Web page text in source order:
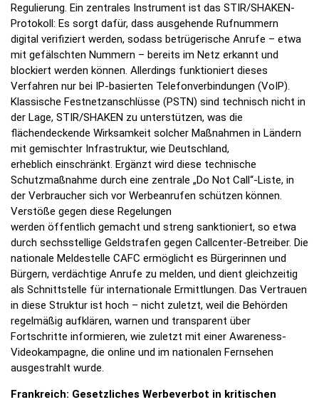
Regulierung. Ein zentrales Instrument ist das STIR/SHAKEN-
Protokoll: Es sorgt dafür, dass ausgehende Rufnummern
digital verifiziert werden, sodass betrügerische Anrufe – etwa
mit gefälschten Nummern – bereits im Netz erkannt und
blockiert werden können. Allerdings funktioniert dieses
Verfahren nur bei IP-basierten Telefonverbindungen (VoIP).
Klassische Festnetzanschlüsse (PSTN) sind technisch nicht in
der Lage, STIR/SHAKEN zu unterstützen, was die
flächendeckende Wirksamkeit solcher Maßnahmen in Ländern
mit gemischter Infrastruktur, wie Deutschland,
erheblich einschränkt. Ergänzt wird diese technische
Schutzmaßnahme durch eine zentrale „Do Not Call“-Liste, in
der Verbraucher sich vor Werbeanrufen schützen können.
Verstöße gegen diese Regelungen
werden öffentlich gemacht und streng sanktioniert, so etwa
durch sechsstellige Geldstrafen gegen Callcenter-Betreiber. Die
nationale Meldestelle CAFC ermöglicht es Bürgerinnen und
Bürgern, verdächtige Anrufe zu melden, und dient gleichzeitig
als Schnittstelle für internationale Ermittlungen. Das Vertrauen
in diese Struktur ist hoch – nicht zuletzt, weil die Behörden
regelmäßig aufklären, warnen und transparent über
Fortschritte informieren, wie zuletzt mit einer Awareness-
Videokampagne, die online und im nationalen Fernsehen
ausgestrahlt wurde.
Frankreich: Gesetzliches Werbeverbot in kritischen